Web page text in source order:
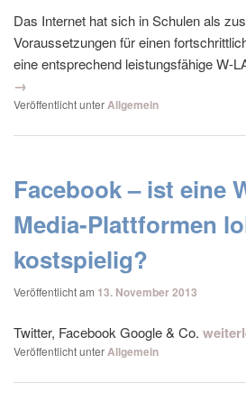
Das Internet hat sich in Schulen als
Voraussetzungen für einen
eine entsprechend leistungsfähige W-
→
Veröffentlicht unterAllgemein
Facebook – ist eine
Media-Plattformen
kostspielig?
Veröffentlicht am 13. November 2013
Twitter, Facebook Google & Co.
Veröffentlicht unterAllgemein